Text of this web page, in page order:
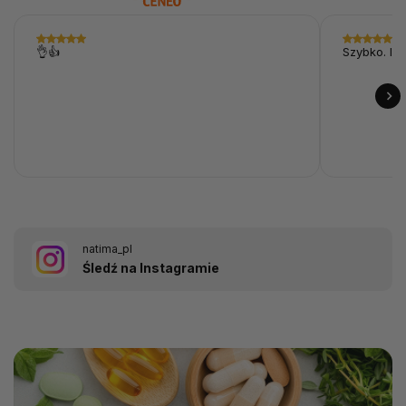
👌👍 Szybko. I
natima_pl
Śledź na Instagramie